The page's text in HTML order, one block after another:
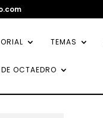
TEMAS
OCTAEDRO